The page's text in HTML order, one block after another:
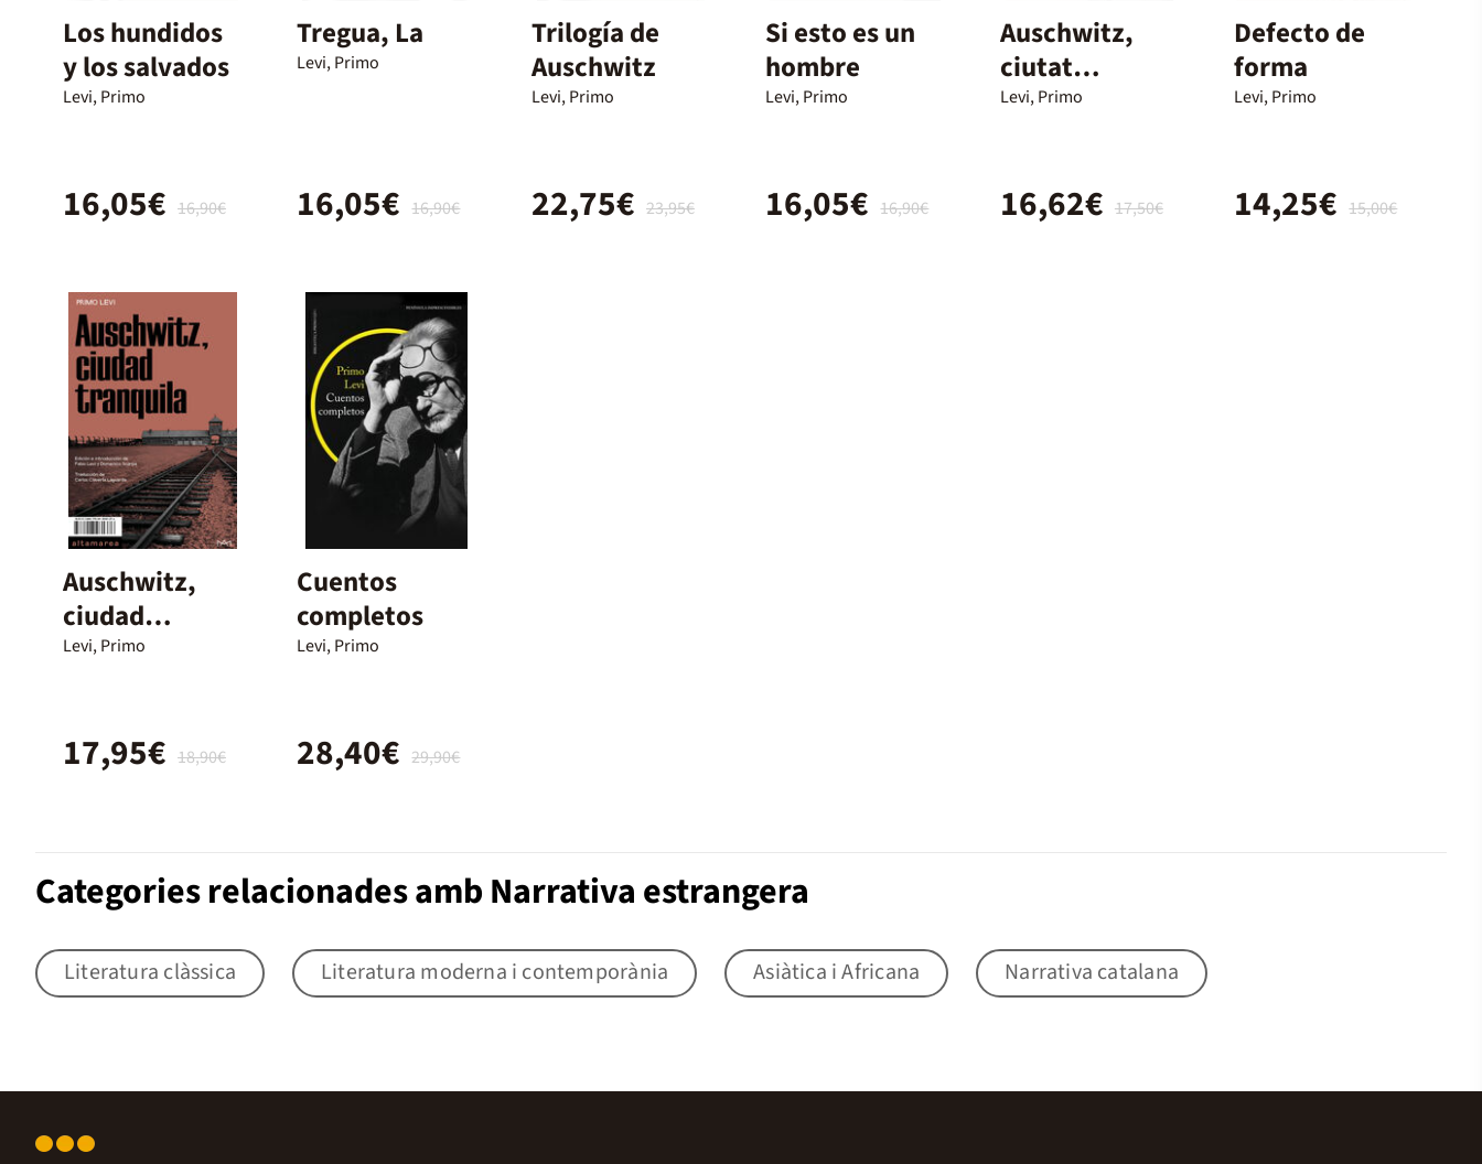
Los hundidos
y los salvados
Levi, Primo
16,90€
16,05€
Tregua, La
Levi, Primo
16,90€
16,05€
Trilogía de
Auschwitz
Levi, Primo
23,95€
22,75€
Si esto es un
hombre
Levi, Primo
16,90€
16,05€
Auschwitz,
ciutat
tranquil·la
Levi, Primo
17,50€
16,62€
Defecto de
forma
Levi, Primo
15,00€
14,25€
Auschwitz,
ciudad
tranquila
Levi, Primo
18,90€
17,95€
Cuentos
completos
Levi, Primo
29,90€
28,40€
Categories relacionades amb Narrativa estrangera
Literatura clàssica Literatura moderna i contemporània Asiàtica i Africana Narrativa catalana